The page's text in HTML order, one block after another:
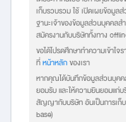
เก็บรวบรวม ใช้ เปิดเผยข้อมูล
ฐานะเจ้าของข้อมูลส่วนบุคคลส
สมัครงานกับบริษัททั้งทาง
ขอได้โปรดศึกษาทำความเข้าใ
ที่หน้าหลักของเรา
หากคุณได้บันทึกข้อมูลส่วนบุคค
ยอมรับ และให้ความยินยอมแก่
สัญญากับบริษัท อันเป็นการเก็
base)